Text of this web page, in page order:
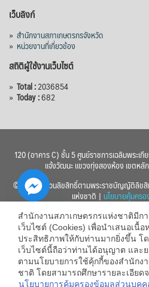
เว็บลิงก์
» สำนักงานสภาเกษตรกรจังหวัด
» หน่วยงานที่เกี่ยวข้อง
สถิติผู้ใช้งานเว็บไซต์
» Total :2036854
» Today :682
120 (อาคาร C) ชั้น 5 ศูนย์ราชการเฉลิมพระ
แจ้งวัฒนะ แขวงทุ่งสองห้อง เขตหลั
© 2560 สงวนลิขสิทธิ์ตามพระราชบัญญัติลิขสิ
แห่งชาติ | นโยบายคุ้มคร
สำนักงานสภาเกษตรกรแห่งชาติมีก
เว็บไซต์ (Cookies) เพื่อนำเสนอเนื้
ประสิทธิภาพให้กับท่านมากยิ่งขึ้น โ
เว็บไซต์นี้ถือว่าท่านได้อนุญาต และ
ตามนโยบายการใช้คุ้กกี้ของสำนักง
ชาติ โดยสามารถศึกษารายละเอียด
นโยบายการคุ้มครองข้อมูลส่วนบุคค
Hide
chaty